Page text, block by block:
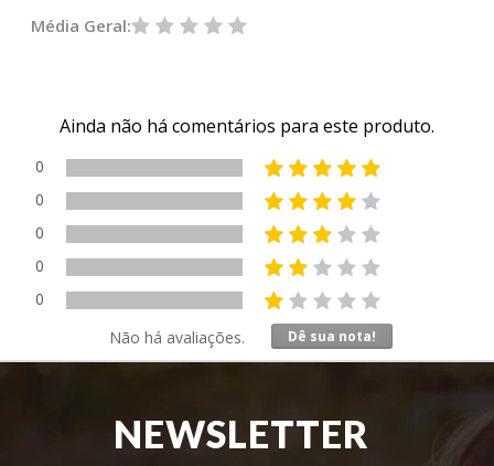
Média Geral:
Ainda não há comentários para este produto.
0
0
0
0
0
Dê sua nota!
Não há avaliações.
NEWSLETTER